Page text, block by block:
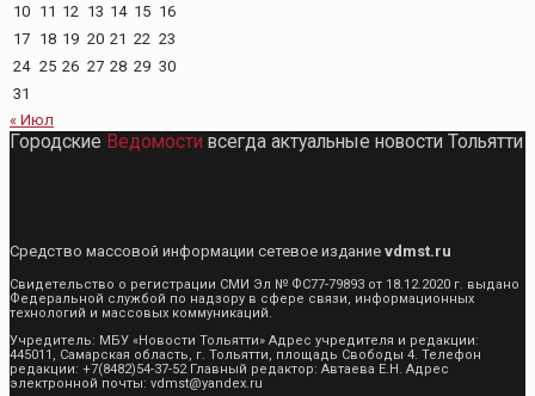
10 11 12 13 14 15 16
17 18 19 20 21 22 23
24 25 26 27 28 29 30
31
« Июл
Городские Ведомости всегда актуальные новости Тольятти
Средство массовой информации сетевое издание vdmst.ru
Свидетельство о регистрации СМИ Эл № ФС77-79893 от 18.12.2020 г. выдано
Федеральной службой по надзору в сфере связи, информационных
технологий и массовых коммуникаций.
Учредитель: МБУ «Новости Тольятти» Адрес учредителя и редакции:
445011, Самарская область, г. Тольятти, площадь Свободы 4. Телефон
редакции: +7(8482)54-37-52 Главный редактор: Автаева Е.Н. Адрес
электронной почты: vdmst@yandex.ru